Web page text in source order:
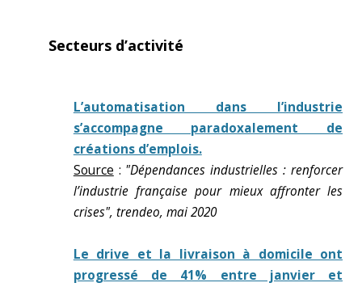
Secteurs d’activité
L’automatisation dans l’industrie
s’accompagne paradoxalement de
créations d’emplois.
Source : "Dépendances industrielles : renforcer
l’industrie française pour mieux affronter les
crises", trendeo, mai 2020
Le drive et la livraison à domicile ont
progressé de 41% entre janvier et